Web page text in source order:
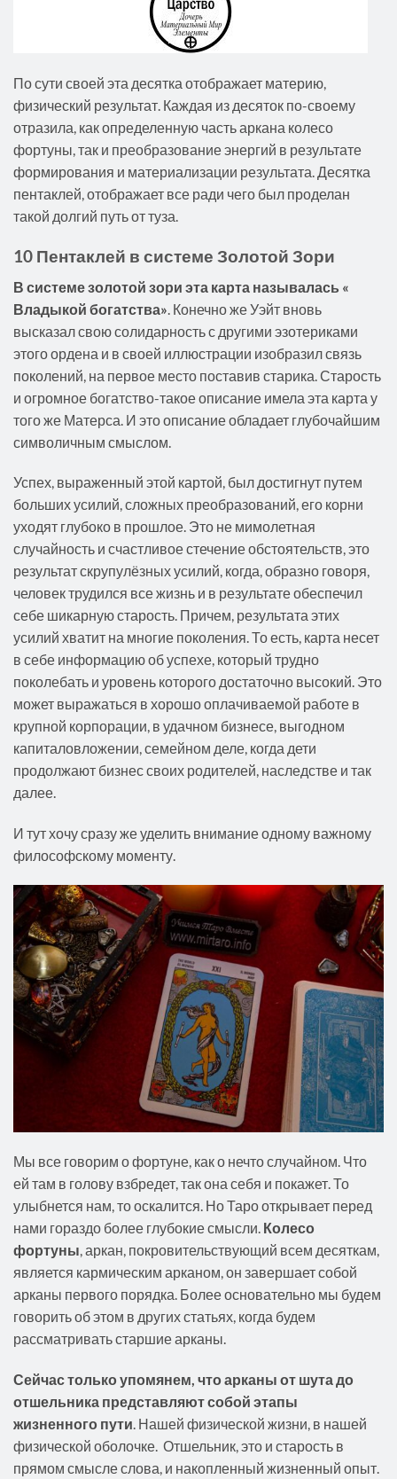
По сути своей эта десятка отображает материю,
физический результат. Каждая из десяток по-своему
отразила, как определенную часть аркана колесо
фортуны, так и преобразование энергий в результате
формирования и материализации результата. Десятка
пентаклей, отображает все ради чего был проделан
такой долгий путь от туза.
10 Пентаклей в системе Золотой Зори
В системе золотой зори эта карта называлась «
Владыкой богатства» . Конечно же Уэйт вновь
высказал свою солидарность с другими эзотериками
этого ордена и в своей иллюстрации изобразил связь
поколений, на первое место поставив старика. Старость
и огромное богатство-такое описание имела эта карта у
того же Матерса. И это описание обладает глубочайшим
символичным смыслом.
Успех, выраженный этой картой, был достигнут путем
больших усилий, сложных преобразований, его корни
уходят глубоко в прошлое. Это не мимолетная
случайность и счастливое стечение обстоятельств, это
результат скрупулёзных усилий, когда, образно говоря,
человек трудился все жизнь и в результате обеспечил
себе шикарную старость. Причем, результата этих
усилий хватит на многие поколения. То есть, карта несет
в себе информацию об успехе, который трудно
поколебать и уровень которого достаточно высокий. Это
может выражаться в хорошо оплачиваемой работе в
крупной корпорации, в удачном бизнесе, выгодном
капиталовложении, семейном деле, когда дети
продолжают бизнес своих родителей, наследстве и так
далее.
И тут хочу сразу же уделить внимание одному важному
философскому моменту.
Мы все говорим о фортуне, как о нечто случайном. Что
ей там в голову взбредет, так она себя и покажет. То
улыбнется нам, то оскалится. Но Таро открывает перед
нами гораздо более глубокие смысли. Колесо
фортуны, аркан, покровительствующий всем десяткам,
является кармическим арканом, он завершает собой
арканы первого порядка. Более основательно мы будем
говорить об этом в других статьях, когда будем
рассматривать старшие арканы.
Сейчас только упомянем, что арканы от шута до
отшельника представляют собой этапы
жизненного пути. Нашей физической жизни, в нашей
физической оболочке. Отшельник, это и старость в
прямом смысле слова, и накопленный жизненный опыт.